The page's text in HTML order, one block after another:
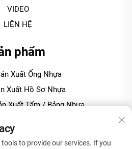
VIDEO
LIÊN HỆ
phẩm
Xuất Ống Nhựa
Xuất Hồ Sơ Nhựa
Xuất Tấm / Bảng Nhựa
to provide our services. If you